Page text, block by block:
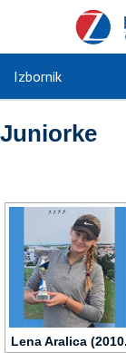
Izbornik
Juniorke
Lena Aralica